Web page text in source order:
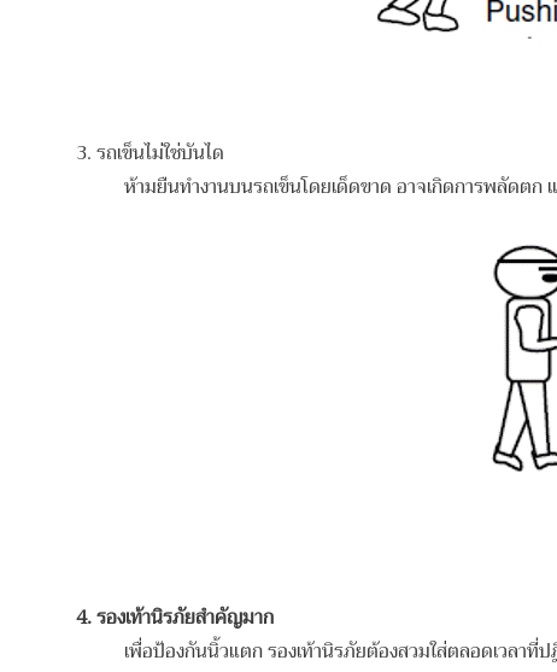
3. รถเข็นไม่ใช่บันได
ห้ามยืนทำงานบนรถเข็นโดยเด็ดขาด อาจเกิดการพลัดตก
4. รองเท้านิรภัยสำคัญมาก
เพื่อป้องกันนิ้วแตก รองเท้านิรภัยต้องสวมใส่ตลอดเวลาที่